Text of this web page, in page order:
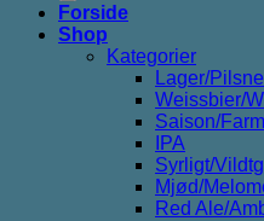
Forside
Shop
Kategorier
Lager/
Weissbier/
Saison/
IPA
Syrligt/
Mjød/
Red Ale/